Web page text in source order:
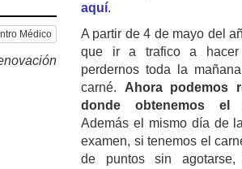
Médico
aquí.
A partir de 4 de mayo del
que ir a trafico a hacer
perdernos toda la
carné. Ahora podemos
donde obtenemos el
Además el mismo día de
examen, si tenemos el
de puntos sin